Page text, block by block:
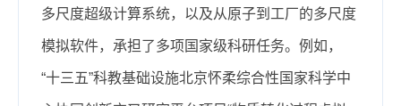
多尺度超级计算系统，以及从原子到工厂的多尺度
模拟软件，承担了多项国家级科研任务。例如，
“十三五”科教基础设施北京怀柔综合性国家科学中